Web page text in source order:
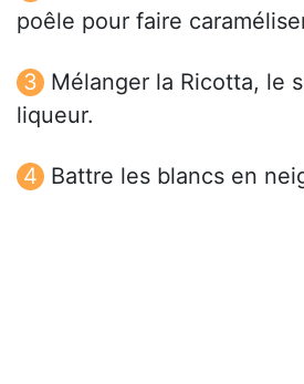
poêle pour faire
Mélanger la Ricotta, le
liqueur.
Battre les blancs en